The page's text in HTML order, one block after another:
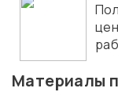
Материалы